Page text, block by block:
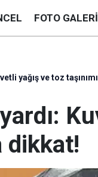
FOTO GALERI
yağış ve toz
dikkat!